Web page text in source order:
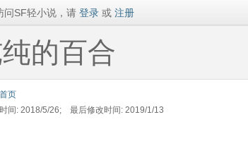
问SF轻小说，请 登录 或 注册
的百合
页
间: 2018/5/26; 最后修改时间: 2019/1/13